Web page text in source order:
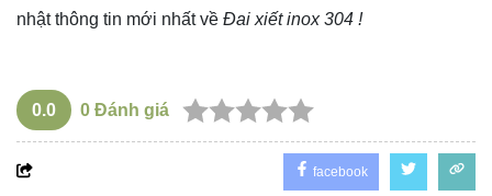
nhật thông tin mới nhất về Đai xiết inox 304 !
0.0 0 Đánh giá
facebook